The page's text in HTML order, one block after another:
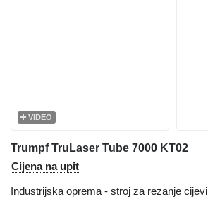
VIDEO
Trumpf TruLaser Tube 7000 KT02
Cijena na upit
Industrijska oprema - stroj za rezanje cijevi